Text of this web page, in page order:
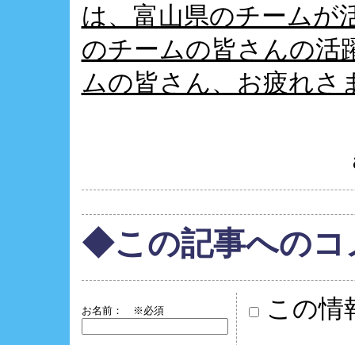
は、富山県のチームが
のチームの皆さんの活
ムの皆さん、お疲れさ
◆この記事へのコ
お名前： ※必須 この情